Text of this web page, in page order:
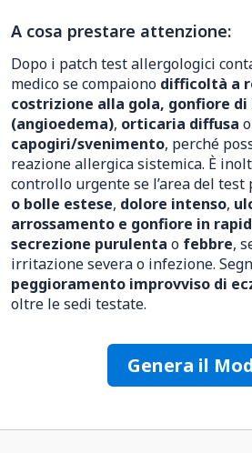
A cosa prestare attenzione:
Dopo i patch test allergologici
medico se compaiono difficoltà a
costrizione alla gola, gonfiore
(angioedema), orticaria diffusa o
capogiri/svenimento, perché
reazione allergica sistemica. È
controllo urgente se l’area del test
o bolle estese, dolore intenso,
arrossamento e gonfiore in
secrezione purulenta o febbre,
irritazione severa o infezione.
peggioramento improvviso di
oltre le sedi testate.
Genera il